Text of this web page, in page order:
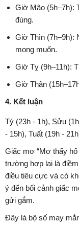
Giờ Mão (5h–7h):
đúng.
Giờ Thìn (7h–9h):
mong muốn.
Giờ Tỵ (9h–11h):
Giờ Thân
4. Kết luận
Tý (23h - 1h), Sửu
- 15h), Tuất (19h -
Giấc mơ “Mơ thấy
trường hợp lại là
điều tiêu cực và có
ý đến bối cảnh giấc
gửi gắm.
Đây là bộ số may